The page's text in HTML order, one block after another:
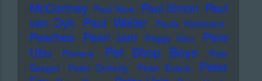
McCartney Paul Nero Paul Simon Paul
van Dyk Paul Weller Paula Hartmann
Peaches Pearl Jam Peggy Gou
Pere
Ubu
Perrecy Pet Shop Boys
Pete
Seeger
Peter Doherty Peter Evans
Peter